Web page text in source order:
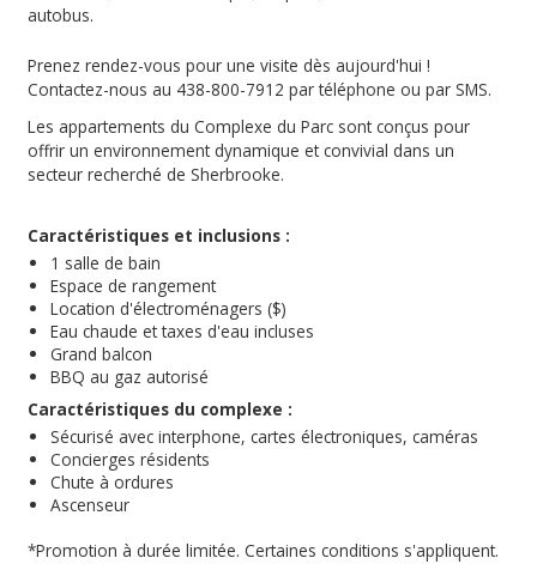
autobus.
Prenez rendez-vous pour une visite dès aujourd'hui !
Contactez-nous au 438-800-7912 par téléphone ou par SMS.
Les appartements du Complexe du Parc sont conçus pour
offrir un environnement dynamique et convivial dans un
secteur recherché de Sherbrooke.
Caractéristiques et inclusions :
1 salle de bain
Espace de rangement
Location d'électroménagers ($)
Eau chaude et taxes d'eau incluses
Grand balcon
BBQ au gaz autorisé
Caractéristiques du complexe :
Sécurisé avec interphone, cartes électroniques, caméras
Concierges résidents
Chute à ordures
Ascenseur
*Promotion à durée limitée. Certaines conditions s'appliquent.